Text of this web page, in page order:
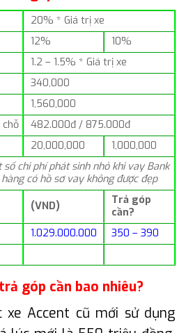
20% * Giá trị xe
12%
10%
1.2 – 1.5% * Giá trị xe
340,000
1,560,000
482.000đ / 875.000đ
20,000,000
1,000,000
chi phí phát sinh nhỏ khi vay Bank
có hồ sơ vay không được đẹp
(VND)
Trả góp
cần?
1.029.000.000
350 – 390
góp cần bao nhiêu?
xe Accent cũ mới sử dụng